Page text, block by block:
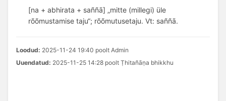
[na + abhirata + saññā] „mitte (millegi) üle
rõõmustamise taju“; rõõmutusetaju. Vt: saññā.
Loodud: 2025-11-24 19:40 poolt Admin
Uuendatud: 2025-11-25 14:28 poolt Ṭhitañāṇa bhikkhu